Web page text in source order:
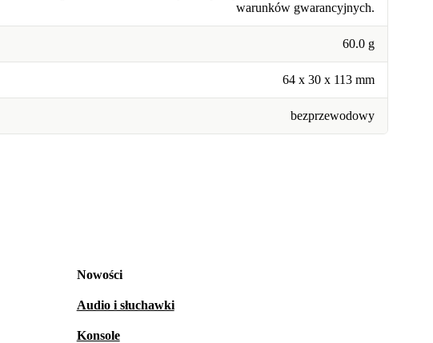
warunków gwarancyjnych.
60.0 g
64 x 30 x 113 mm
bezprzewodowy
Nowości
Audio i słuchawki
Konsole